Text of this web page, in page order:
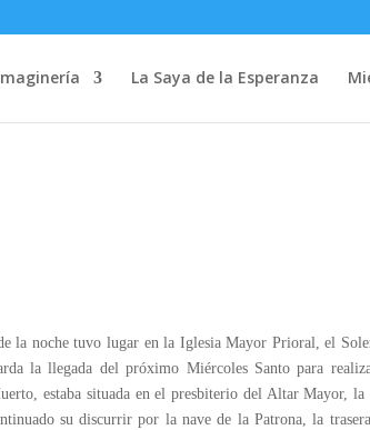
La Saya de la Esperanza
noche tuvo lugar en la Iglesia Mayor Prioral, el
la llegada del próximo Miércoles Santo para
estaba situada en el presbiterio del Altar Mayor, la
su discurrir por la nave de la Patrona, la